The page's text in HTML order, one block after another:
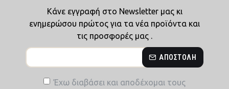
Κάνε εγγραφή στο Newsletter μας κι
ενημερώσου πρώτος για τα νέα προϊόντα και
τις προσφορές μας .
ΑΠΟΣΤΟΛΉ
Έχω διαβάσει και αποδέχομαι τους